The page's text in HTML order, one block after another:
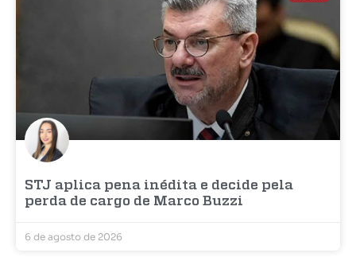
STJ aplica pena inédita e decide pela
perda de cargo de Marco Buzzi
6 de agosto de 2026